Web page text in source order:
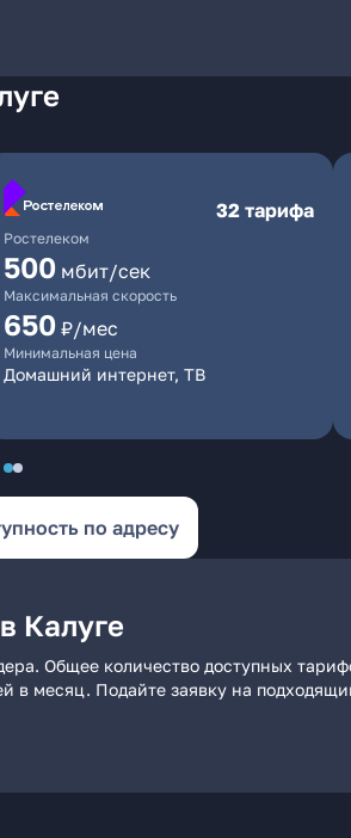
Ростелеком
32 тарифа
500 мбит/сек
Максимальная скорость
650 ₽/мес
Минимальная цена
Домашний интернет, ТВ
по адресу
Калуге
Общее количество доступных
в месяц. Подайте заявку на